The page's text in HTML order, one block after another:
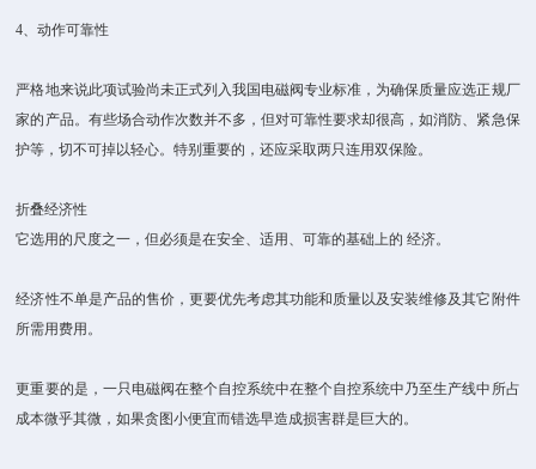
4、动作可靠性
严格地来说此项试验尚未正式列入我国电磁阀专业标准，为确保质量应选正规厂
家的产品。有些场合动作次数并不多，但对可靠性要求却很高，如消防、紧急保
护等，切不可掉以轻心。特别重要的，还应采取两只连用双保险。
折叠经济性
它选用的尺度之一，但必须是在安全、适用、可靠的基础上的 经济。
经济性不单是产品的售价，更要优先考虑其功能和质量以及安装维修及其它附件
所需用费用。
更重要的是，一只电磁阀在整个自控系统中在整个自控系统中乃至生产线中所占
成本微乎其微，如果贪图小便宜而错选早造成损害群是巨大的。